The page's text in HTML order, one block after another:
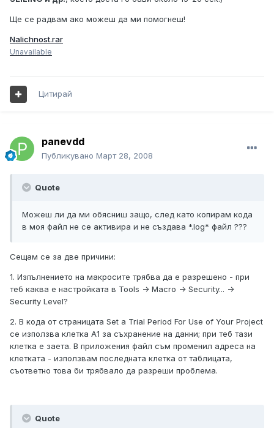
Ще се радвам ако можеш да ми помогнеш!
Nalichnost.rar
Unavailable
Цитирай
panevdd
Публикувано Март 28, 2008
Quote
Можеш ли да ми обясниш защо, след като копирам кода
в моя файл не се активира и не създава *.log* файл ???
Сещам се за две причини:
1. Изпълнението на макросите трябва да е разрешено - при
теб каква е настройката в Tools -> Macro -> Security... ->
Security Level?
2. В кода от страницата Set a Trial Period For Use of Your Project
се използва клетка А1 за съхранение на данни; при теб тази
клетка е заета. В приложения файл съм променил адреса на
клетката - използвам последната клетка от таблицата,
съответно това би трябвало да разреши проблема.
Quote